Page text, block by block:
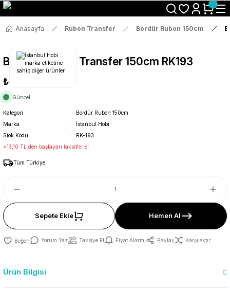
Size Özel "HG10" Koduyla Sepette Hemen %10 İndirimi Kaçırma
Anasayfa Rubon Transfer Bordür Rubon 150cm
Bordür Rub On Transfer 150cm RK193
₺69
Güncel
Kategori
Bordür Rubon 150cm
Marka
İstanbul Hobi
Stok Kodu
RK-193
*13,10 TL den başlayan taksitlerle!
Tüm Türkiye
Sepete Ekle Hemen Al
Yorum Yaz Tavsiye Et Fiyat Alarmı Paylaş Karşılaştır
Ürün Bilgisi